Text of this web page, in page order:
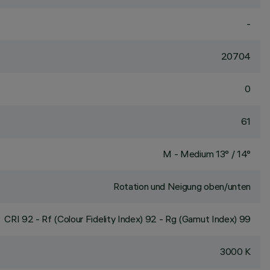
-
20704
0
61
M - Medium 13° / 14°
Rotation und Neigung oben/unten
CRI 92 - Rf (Colour Fidelity Index) 92 - Rg (Gamut Index) 99
3000 K